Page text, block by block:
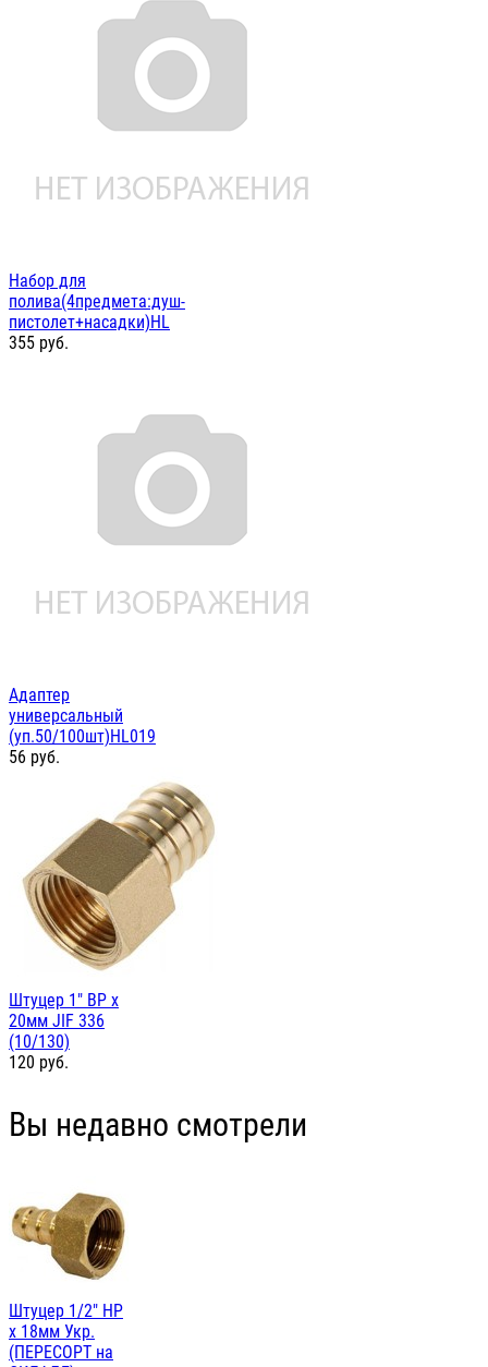
Набор для
полива(4предмета:душ-
пистолет+насадки)HL
355 руб.
Адаптер
универсальный
(уп.50/100шт)HL019
56 руб.
Штуцер 1" ВР х
20мм JIF 336
(10/130)
120 руб.
Вы недавно смотрели
Штуцер 1/2" НР
х 18мм Укр.
(ПЕРЕСОРТ на